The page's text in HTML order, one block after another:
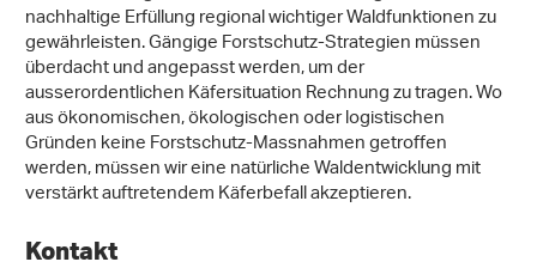
nachhaltige Erfüllung regional wichtiger Waldfunktionen zu
gewährleisten. Gängige Forstschutz-Strategien müssen
überdacht und angepasst werden, um der
ausserordentlichen Käfersituation Rechnung zu tragen. Wo
aus ökonomischen, ökologischen oder logistischen
Gründen keine Forstschutz-Massnahmen getroffen
werden, müssen wir eine natürliche Waldentwicklung mit
verstärkt auftretendem Käferbefall akzeptieren.
Kontakt